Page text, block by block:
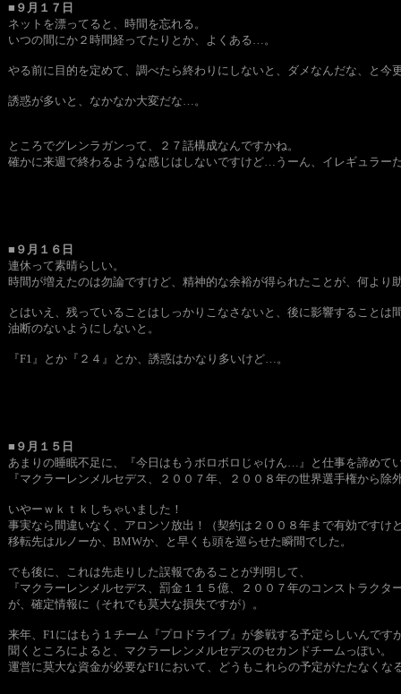
■９月１７日
ネットを漂ってると、時間を忘れる。
いつの間にか２時間経ってたりとか、よくある…。
やる前に目的を定めて、調べたら終わりにしないと、ダメなんだな、と今
誘惑が多いと、なかなか大変だな…。
ところでグレンラガンって、２７話構成なんですかね。
確かに来週で終わるような感じはしないですけど…うーん、イレギュラー
■９月１６日
連休って素晴らしい。
時間が増えたのは勿論ですけど、精神的な余裕が得られたことが、何より
とはいえ、残っていることはしっかりこなさないと、後に影響することは
油断のないようにしないと。
『F1』とか『２４』とか、誘惑はかなり多いけど…。
■９月１５日
あまりの睡眠不足に、『今日はもうボロボロじゃけん…』と仕事を諦めて
『マクラーレンメルセデス、２００７年、２００８年の世界選手権から除
いやーｗｋｔｋしちゃいました！
事実なら間違いなく、アロンソ放出！（契約は２００８年まで有効ですけ
移転先はルノーか、BMWか、と早くも頭を巡らせた瞬間でした。
でも後に、これは先走りした誤報であることが判明して、
『マクラーレンメルセデス、罰金１１５億、２００７年のコンストラク
が、確定情報に（それでも莫大な損失ですが）。
来年、F1にはもう１チーム『プロドライブ』が参戦する予定らしいんです
聞くところによると、マクラーレンメルセデスのセカンドチームっぽい。
運営に莫大な資金が必要なF1において、どうもこれらの予定がたたなくな